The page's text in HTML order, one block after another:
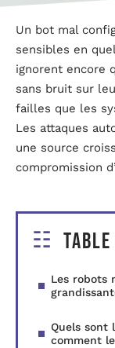
Un bot mal
sensibles en
ignorent encore
sans bruit sur
failles que les
Les attaques
une source
compromission
Les robots
Quels sont
comment